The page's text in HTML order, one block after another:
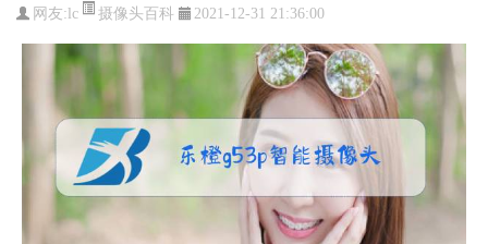
网友: lc 摄像头百科 2021-12-31 21:36:00